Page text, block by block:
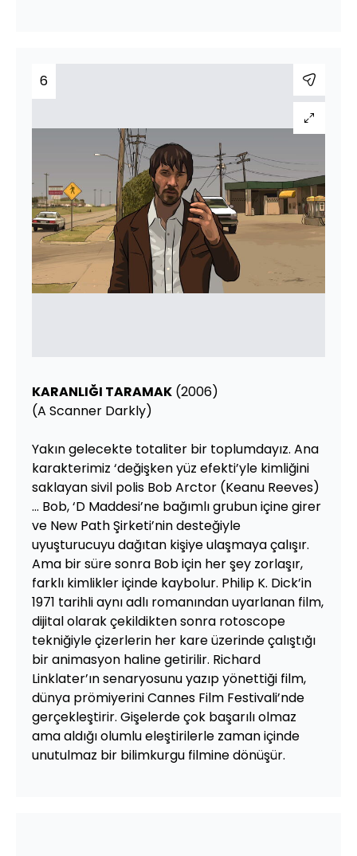
6
KARANLIĞI TARAMAK (2006)
(A Scanner Darkly)
Yakın gelecekte totaliter bir toplumdayız. Ana
karakterimiz ‘değişken yüz efekti’yle kimliğini
saklayan sivil polis Bob Arctor (Keanu Reeves)
… Bob, ‘D Maddesi’ne bağımlı grubun içine girer
ve New Path Şirketi’nin desteğiyle
uyuşturucuyu dağıtan kişiye ulaşmaya çalışır.
Ama bir süre sonra Bob için her şey zorlaşır,
farklı kimlikler içinde kaybolur. Philip K. Dick’in
1971 tarihli aynı adlı romanından uyarlanan film,
dijital olarak çekildikten sonra rotoscope
tekniğiyle çizerlerin her kare üzerinde çalıştığı
bir animasyon haline getirilir. Richard
Linklater’ın senaryosunu yazıp yönettiği film,
dünya prömiyerini Cannes Film Festivali’nde
gerçekleştirir. Gişelerde çok başarılı olmaz
ama aldığı olumlu eleştirilerle zaman içinde
unutulmaz bir bilimkurgu filmine dönüşür.